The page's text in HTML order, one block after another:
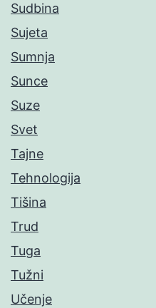
Sudbina
Sujeta
Sumnja
Sunce
Suze
Svet
Tajne
Tehnologija
Tišina
Trud
Tuga
Tužni
Učenje